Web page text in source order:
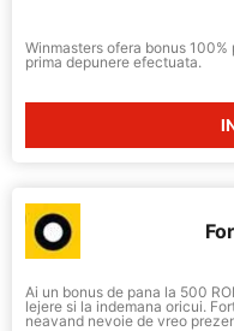
Winmasters ofera bonus
prima depunere efectuata.
Ai un bonus de pana la 500
lejere si la indemana oricui.
neavand nevoie de vreo